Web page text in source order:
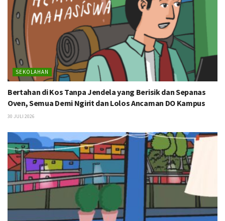
SEKOLAHAN
Bertahan di Kos Tanpa Jendela yang Berisik dan Sepanas
Oven, Semua Demi Ngirit dan Lolos Ancaman DO Kampus
30 JULI 2026